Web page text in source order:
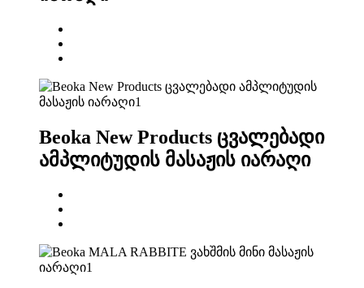
Beoka New Products ცვალებადი
ამპლიტუდის მასაჟის იარაღი